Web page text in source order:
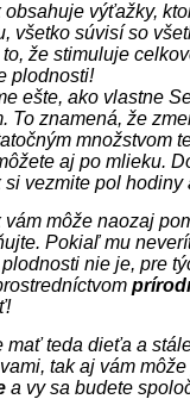
obsahuje výťažky,
všetko súvisí so
že stimuluje
plodnosti!
ešte, ako vlastne
To znamená, že
množstvom
aj po mlieku.
si vezmite pol hodiny
vám môže naozaj
Pokiaľ mu
nie je, pre
mať teda dieťa a
tak aj vám
a vy sa budete